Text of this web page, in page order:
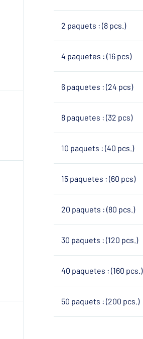
2 paquets : (8 pcs.)
4 paquetes : (16 pcs)
6 paquetes : (24 pcs)
8 paquetes : (32 pcs)
10 paquets : (40 pcs.)
15 paquetes : (60 pcs)
20 paquets : (80 pcs.)
30 paquets : (120 pcs.)
40 paquetes : (160 pcs.)
50 paquets : (200 pcs.)